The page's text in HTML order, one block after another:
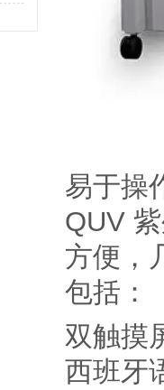
易于操
QUV
方便，
包括：
双触摸
西班牙